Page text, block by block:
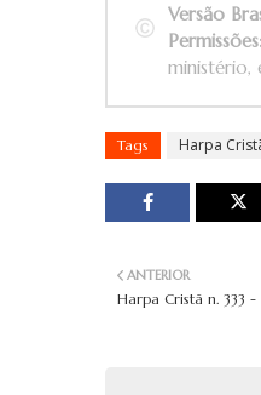
Versão
Permissões:
ministério,
Tags Harpa
ANTERIOR
Harpa Cristã n. 333